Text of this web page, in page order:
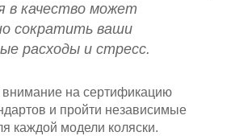
в качество может
сократить ваши
расходы и стресс.
внимание на сертификацию
и пройти независимые
каждой модели коляски.